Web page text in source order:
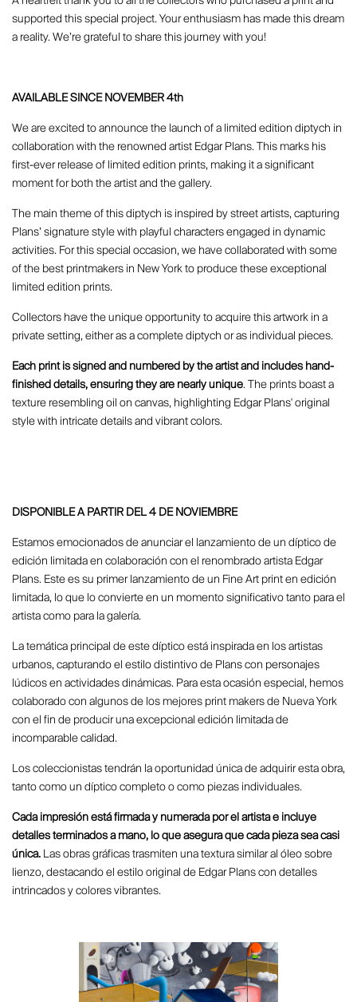
supported this special project. Your enthusiasm has made this dream
a reality. We’re grateful to share this journey with you!
AVAILABLE SINCE NOVEMBER 4th
We are excited to announce the launch of a limited edition diptych in
collaboration with the renowned artist Edgar Plans. This marks his
first-ever release of limited edition prints, making it a significant
moment for both the artist and the gallery.
The main theme of this diptych is inspired by street artists, capturing
Plans’ signature style with playful characters engaged in dynamic
activities. For this special occasion, we have collaborated with some
of the best printmakers in New York to produce these exceptional
limited edition prints.
Collectors have the unique opportunity to acquire this artwork in a
private setting, either as a complete diptych or as individual pieces.
Each print is signed and numbered by the artist and includes hand-
finished details, ensuring they are nearly unique. The prints boast a
texture resembling oil on canvas, highlighting Edgar Plans' original
style with intricate details and vibrant colors.
DISPONIBLE A PARTIR DEL 4 DE NOVIEMBRE
Estamos emocionados de anunciar el lanzamiento de un díptico de
edición limitada en colaboración con el renombrado artista Edgar
Plans. Este es su primer lanzamiento de un Fine Art print en edición
limitada, lo que lo convierte en un momento significativo tanto para el
artista como para la galería.
La temática principal de este díptico está inspirada en los artistas
urbanos, capturando el estilo distintivo de Plans con personajes
lúdicos en actividades dinámicas. Para esta ocasión especial, hemos
colaborado con algunos de los mejores print makers de Nueva York
con el fin de producir una excepcional edición limitada de
incomparable calidad.
Los coleccionistas tendrán la oportunidad única de adquirir esta obra,
tanto como un díptico completo o como piezas individuales.
Cada impresión está firmada y numerada por el artista e incluye
detalles terminados a mano, lo que asegura que cada pieza sea casi
única. Las obras gráficas trasmiten una textura similar al óleo sobre
lienzo, destacando el estilo original de Edgar Plans con detalles
intrincados y colores vibrantes.